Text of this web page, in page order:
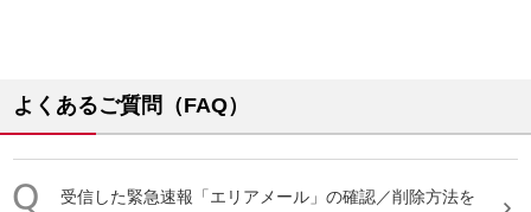
よくあるご質問（FAQ）
受信した緊急速報 「エリアメール 」の確認／削除方法を